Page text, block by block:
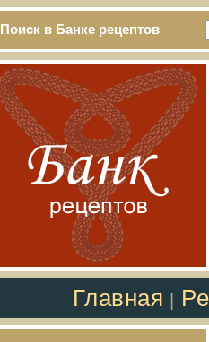
Поиск в Банке рецептов
Главная